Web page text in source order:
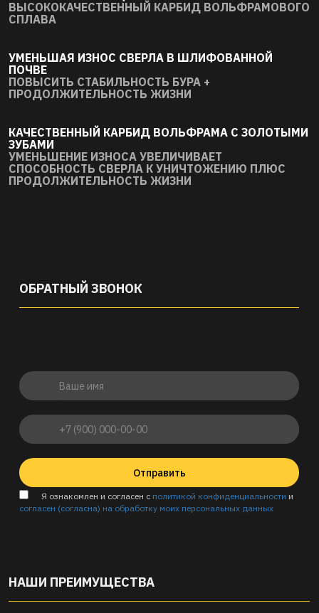
ВЫСОКОКАЧЕСТВЕННЫЙ КАРБИД ВОЛЬФРАМОВОГО
СПЛАВА
УМЕНЬШАЯ ИЗНОС СВЕРЛА В ШЛИФОВАННОЙ
ПОЧВЕ
ПОВЫСИТЬ СТАБИЛЬНОСТЬ БУРА +
ПРОДОЛЖИТЕЛЬНОСТЬ ЖИЗНИ
КАЧЕСТВЕННЫЙ КАРБИД ВОЛЬФРАМА С ЗОЛОТЫМИ
ЗУБАМИ
УМЕНЬШЕНИЕ ИЗНОСА УВЕЛИЧИВАЕТ
СПОСОБНОСТЬ СВЕРЛА К УНИЧТОЖЕНИЮ ПЛЮС
ПРОДОЛЖИТЕЛЬНОСТЬ ЖИЗНИ
ОБРАТНЫЙ ЗВОНОК
Отправить
Я ознакомлен и согласен с политикой конфиденциальности и
согласен (согласна) на обработку моих персональных данных
НАШИ ПРЕИМУЩЕСТВА